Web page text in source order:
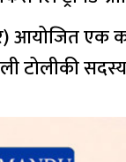
एक
टोलीकी